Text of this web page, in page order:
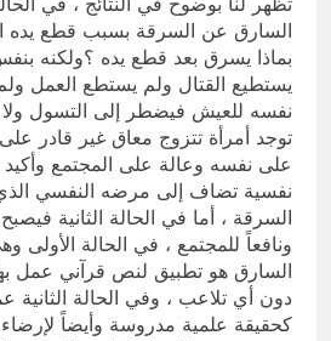
السارق عن السرقة بسبب قطع يده
بماذا يسرق بعد قطع يده ؟ولكنه
يستطيع القتال ولم يستطع العمل
نفسه للعيش فيضطر إلى التسول ولا
توجد أمرأة تتزوج معاق غير قادر
على نفسه وعالة على المجتمع
نفسية تضاف إلى مرضه النفسي
السرقة ، أما في الحالة الثانية
ونافعاً للمجتمع ، في الحالة الأولى
السارق هو تطبيق لنص قرآني عمل بها
دون أي تلاعب ، وفي الحالة الثانية
كحقيقة علمية مدروسة وأيضاً لإرضاء